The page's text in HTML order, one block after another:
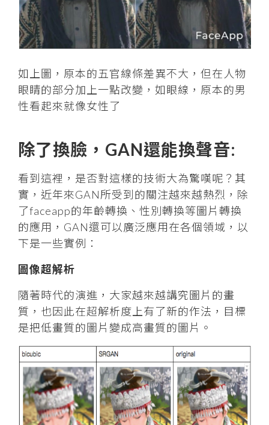
如上圖，原本的五官線條差異不大，但在人物
眼睛的部分加上一點改變，如眼線，原本的男
性看起來就像女性了
除了換臉，GAN還能換聲音:
看到這裡，是否對這樣的技術大為驚嘆呢？其
實，近年來GAN所受到的關注越來越熱烈，除
了faceapp的年齡轉換、性別轉換等圖片轉換
的應用，GAN還可以廣泛應用在各個領域，以
下是一些實例：
圖像超解析
隨著時代的演進，大家越來越講究圖片的畫
質，也因此在超解析度上有了新的作法，目標
是把低畫質的圖片變成高畫質的圖片。